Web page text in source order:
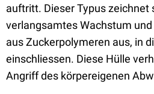
auftritt. Dieser Typus zeichnet
verlangsamtes Wachstum
aus Zuckerpolymeren aus, in
einschliessen. Diese Hülle
Angriff des körpereigenen